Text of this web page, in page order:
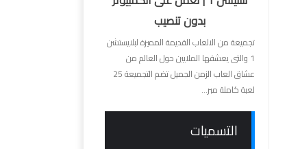
بدون تنصيب
تجميعة من الالعاب القديمة المميزة لبلايستشن
1 والتى يعشقها الملايين حول العالم من
عشاق العاب الزمن الجميل تضم التجميعة 25
لعبة كاملة مبر...
التسميات